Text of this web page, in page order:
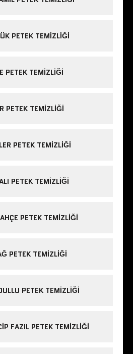
PETEK TEMIZLIĞI
PETEK TEMIZLIĞI
PETEK TEMIZLIĞI
PETEK TEMIZLIĞI
PETEK TEMIZLIĞI
PETEK TEMIZLIĞI
PETEK TEMIZLIĞI
PETEK TEMIZLIĞI
FAZIL PETEK TEMIZLIĞI